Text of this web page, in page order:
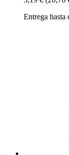
Entrega hasta